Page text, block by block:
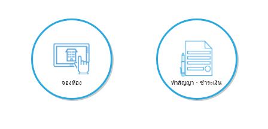
จองห้อง ทำสัญญา・ชำระเงิน